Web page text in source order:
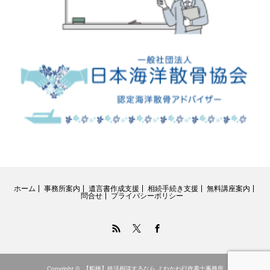
ホーム 事務所案内 遺言書作成支援 相続手続き支援
無料講座案内
問合せ
プライバシーポリシー
Facebook
Copyright © 【船橋】終活相談するなら よねかわ行政書士事務所